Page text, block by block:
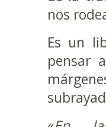
nos
Es un
pensar